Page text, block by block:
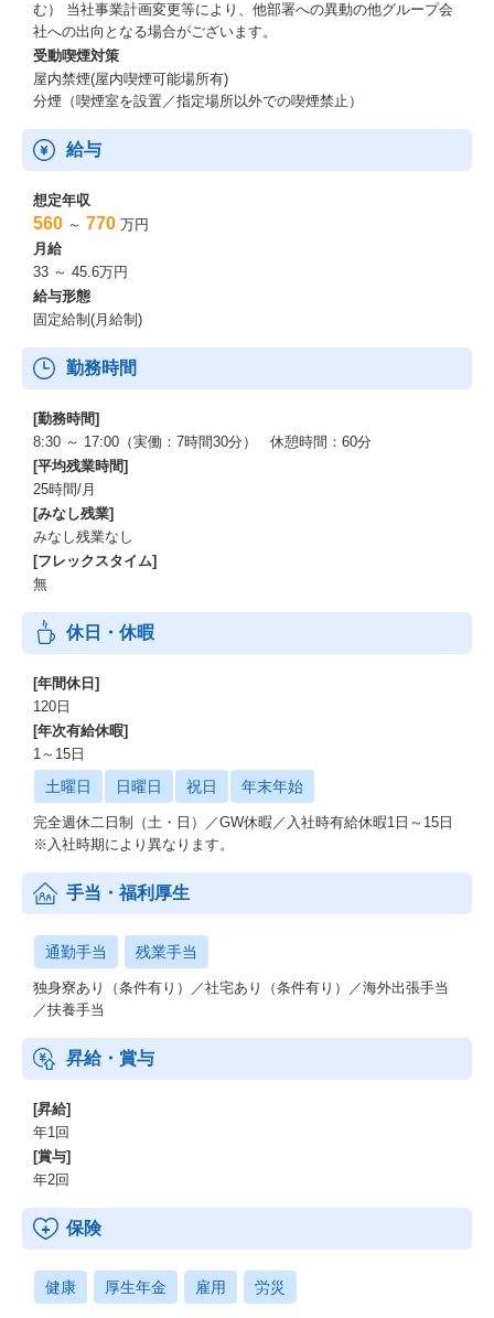
む） 当社事業計画変更等により、他部署への異動の他グループ会
社への出向となる場合がございます。
受動喫煙対策
屋内禁煙(屋内喫煙可能場所有)
分煙（喫煙室を設置／指定場所以外での喫煙禁止）
給与
想定年収
560 ～ 770 万円
月給
33 ～ 45.6万円
給与形態
固定給制(月給制)
勤務時間
[勤務時間]
8:30 ～ 17:00（実働：7時間30分） 休憩時間：60分
[平均残業時間]
25時間/月
[みなし残業]
みなし残業なし
[フレックスタイム]
無
休日・休暇
[年間休日]
120日
[年次有給休暇]
1～15日
土曜日 日曜日 祝日 年末年始
完全週休二日制（土・日）／GW休暇／入社時有給休暇1日～15日
※入社時期により異なります。
手当・福利厚生
通勤手当 残業手当
独身寮あり（条件有り）／社宅あり（条件有り）／海外出張手当
／扶養手当
昇給・賞与
[昇給]
年1回
[賞与]
年2回
保険
健康 厚生年金 雇用 労災